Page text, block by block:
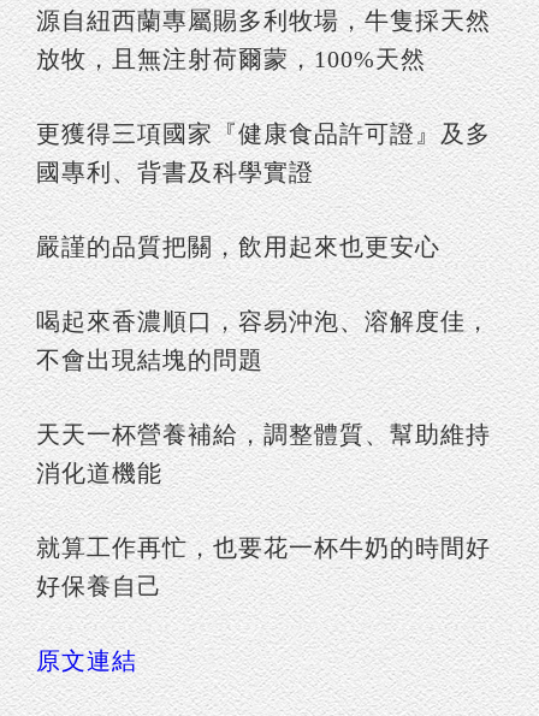
源自紐西蘭專屬賜多利牧場，牛隻採天然
放牧，且無注射荷爾蒙，100%天然
更獲得三項國家『健康食品許可證』及多
國專利、背書及科學實證
嚴謹的品質把關，飲用起來也更安心
喝起來香濃順口，容易沖泡、溶解度佳，
不會出現結塊的問題
天天一杯營養補給，調整體質、幫助維持
消化道機能
就算工作再忙，也要花一杯牛奶的時間好
好保養自己
原文連結